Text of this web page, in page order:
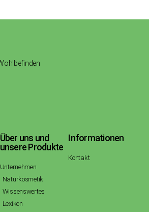
Über uns und
unsere Produkte
Unternehmen
Naturkosmetik
Wissenswertes
Lexikon
Informationen
Kontakt